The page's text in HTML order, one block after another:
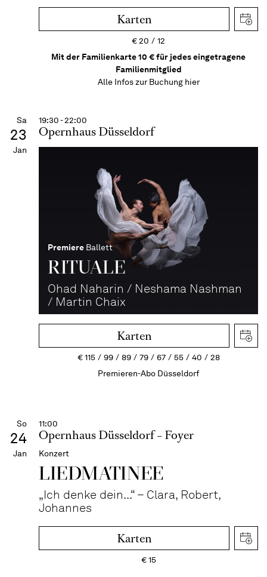
Karten
€20
12
Mit der Familienkarte 10 € für jedes eingetragene
Familienmitglied
Alle Infos zur Buchung hier
Sa
23
Jan
19:30 - 22:00
Opernhaus Düsseldorf
Premiere Ballett
RITUALE
Ohad Naharin / Neshama Nashman
/ Martin Chaix
Karten
€115 99 89 79 67 55 40
28
Premieren-Abo Düsseldorf
So
24
Jan
11:00
Opernhaus Düsseldorf – Foyer
Konzert
LIEDMATINEE
„Ich denke dein...“ – Clara, Robert,
Johannes
Karten
€15